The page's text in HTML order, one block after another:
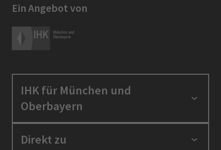
Ein Angebot von
IHK für München und
Oberbayern
Standortpolitik
Direkt zu